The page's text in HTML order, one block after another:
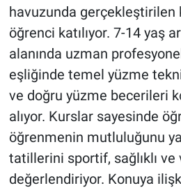
havuzunda gerçekleştirilen
öğrenci katılıyor. 7-14 yaş
alanında uzman
eşliğinde temel yüzme
ve doğru yüzme becerileri
alıyor. Kurslar sayesinde
öğrenmenin mutluluğunu
tatillerini sportif, sağlıklı
değerlendiriyor. Konuya